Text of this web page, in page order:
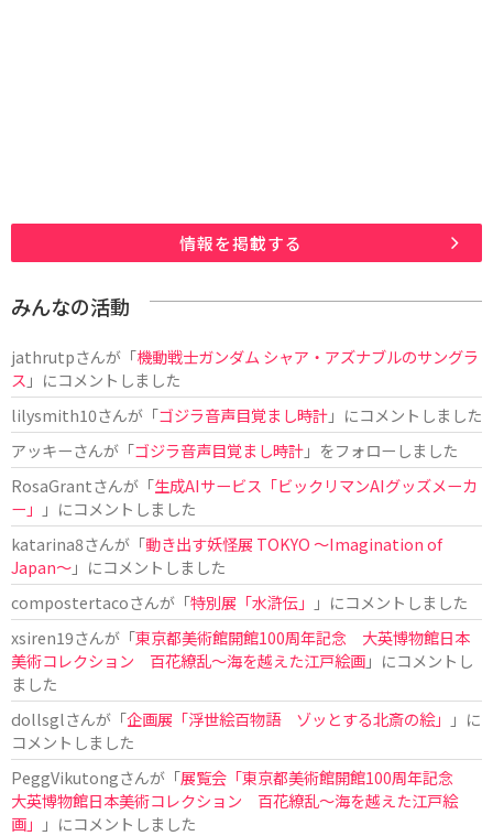
情報を掲載する
みんなの活動
jathrutpさんが「機動戦士ガンダム シャア・アズナブルのサングラ
ス 」にコメントしました
lilysmith10さんが「ゴジラ音声目覚まし時計」にコメントしました
アッキーさんが「ゴジラ音声目覚まし時計」をフォローしました
RosaGrantさんが「生成AIサービス「ビックリマンAIグッズメーカ
ー」
」にコメントしました
katarina8さんが「動き出す妖怪展 TOKYO 〜Imagination of
Japan〜」にコメントしました
compostertacoさんが「特別展「水滸伝」
」にコメントしました
xsiren19さんが「東京都美術館開館100周年記念 大英博物館日本
美術コレクション 百花繚乱～海を越えた江戸絵画」にコメントし
ました
dollsglさんが「企画展「浮世絵百物語 ゾッとする北斎の絵」
」に
コメントしました
PeggVikutongさんが「展覧会「東京都美術館開館100周年記念
大英博物館日本美術コレクション 百花繚乱〜海を越えた江戸絵
画」
」にコメントしました